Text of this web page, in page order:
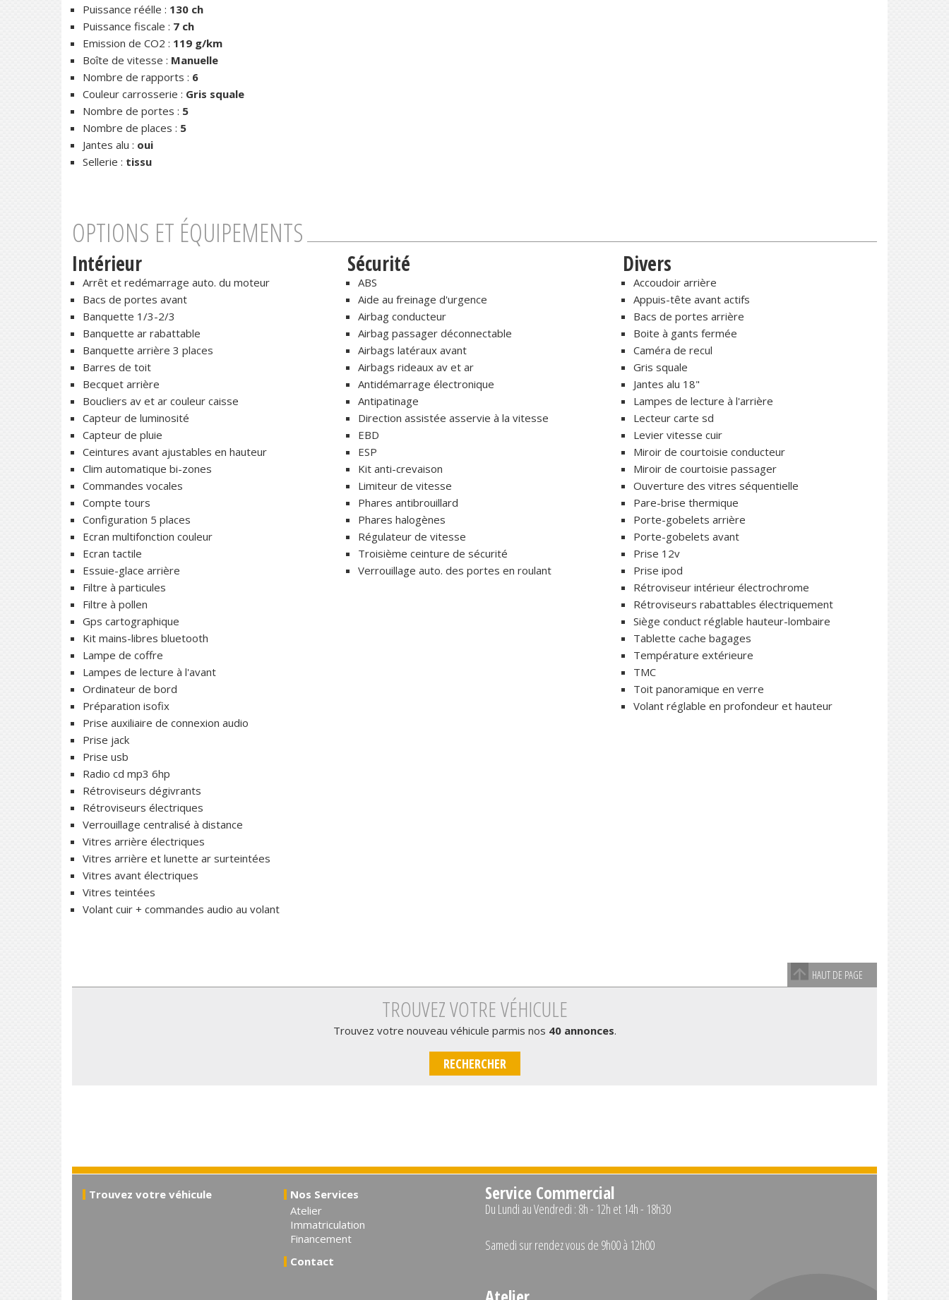
Puissance réélle : 130 ch
Puissance fiscale : 7 ch
Emission de CO2 : 119 g/km
Boîte de vitesse : Manuelle
Nombre de rapports : 6
Couleur carrosserie : Gris squale
Nombre de portes : 5
Nombre de places : 5
Jantes alu : oui
Sellerie : tissu
OPTIONS ET ÉQUIPEMENTS
Intérieur
Arrêt et redémarrage auto. du moteur
Bacs de portes avant
Banquette 1/3-2/3
Banquette ar rabattable
Banquette arrière 3 places
Barres de toit
Becquet arrière
Boucliers av et ar couleur caisse
Capteur de luminosité
Capteur de pluie
Ceintures avant ajustables en hauteur
Clim automatique bi-zones
Commandes vocales
Compte tours
Configuration 5 places
Ecran multifonction couleur
Ecran tactile
Essuie-glace arrière
Filtre à particules
Filtre à pollen
Gps cartographique
Kit mains-libres bluetooth
Lampe de coffre
Lampes de lecture à l'avant
Ordinateur de bord
Préparation isofix
Prise auxiliaire de connexion audio
Prise jack
Prise usb
Radio cd mp3 6hp
Rétroviseurs dégivrants
Rétroviseurs électriques
Verrouillage centralisé à distance
Vitres arrière électriques
Vitres arrière et lunette ar surteintées
Vitres avant électriques
Vitres teintées
Volant cuir + commandes audio au volant
Sécurité
ABS
Aide au freinage d'urgence
Airbag conducteur
Airbag passager déconnectable
Airbags latéraux avant
Airbags rideaux av et ar
Antidémarrage électronique
Antipatinage
Direction assistée asservie à la vitesse
EBD
ESP
Kit anti-crevaison
Limiteur de vitesse
Phares antibrouillard
Phares halogènes
Régulateur de vitesse
Troisième ceinture de sécurité
Verrouillage auto. des portes en roulant
Divers
Accoudoir arrière
Appuis-tête avant actifs
Bacs de portes arrière
Boite à gants fermée
Caméra de recul
Gris squale
Jantes alu 18"
Lampes de lecture à l'arrière
Lecteur carte sd
Levier vitesse cuir
Miroir de courtoisie conducteur
Miroir de courtoisie passager
Ouverture des vitres séquentielle
Pare-brise thermique
Porte-gobelets arrière
Porte-gobelets avant
Prise 12v
Prise ipod
Rétroviseur intérieur électrochrome
Rétroviseurs rabattables électriquement
Siège conduct réglable hauteur-lombaire
Tablette cache bagages
Température extérieure
TMC
Toit panoramique en verre
Volant réglable en profondeur et hauteur
HAUT DE PAGE
TROUVEZ VOTRE VÉHICULE
Trouvez votre nouveau véhicule parmis nos 40 annonces.
RECHERCHER
Trouvez votre véhicule
Nos Services
Atelier
Immatriculation
Financement
Contact
Service Commercial
Du Lundi au Vendredi : 8h - 12h et 14h - 18h30
Samedi sur rendez vous de 9h00 à 12h00